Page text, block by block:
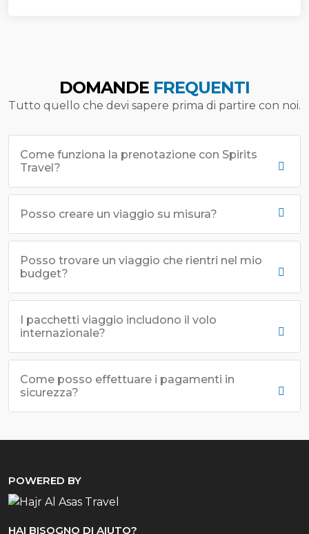
DOMANDE FREQUENTI
Tutto quello che devi sapere prima di partire con noi.
Come funziona la prenotazione con Spirits
Travel?
Posso creare un viaggio su misura?
Posso trovare un viaggio che rientri nel mio
budget?
I pacchetti viaggio includono il volo
internazionale?
Come posso effettuare i pagamenti in
sicurezza?
POWERED BY
HAI BISOGNO DI AIUTO?